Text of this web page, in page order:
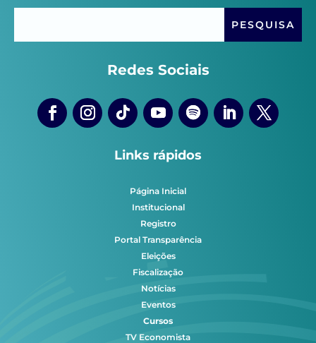
Redes Sociais
Links rápidos
Página Inicial
Institucional
Registro
Portal Transparência
Eleições
Fiscalização
Notícias
Eventos
Cursos
TV Economista